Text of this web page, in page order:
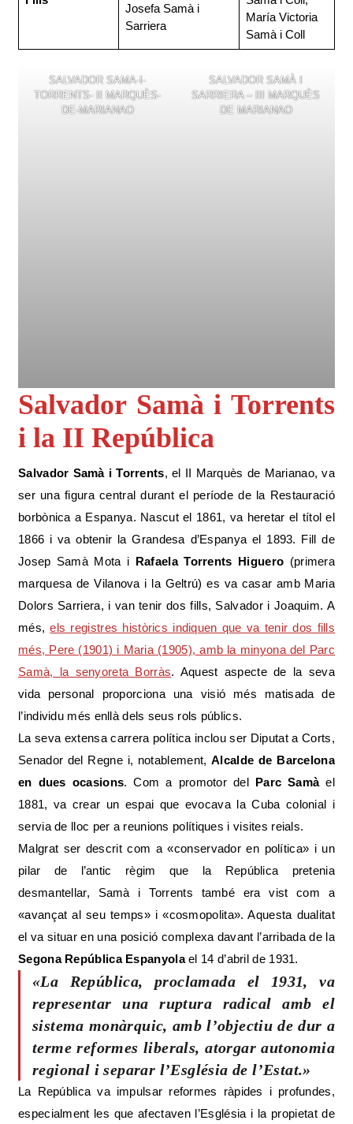
Josefa Samà i
Sarriera
María Victoria
Samà i Coll
SALVADOR SAMA-I-
TORRENTS- II MARQUÈS-
DE-MARIANAO
SALVADOR SAMÀ I
SARRIERA – III MARQUÈS
DE MARIANAO
Salvador Samà i Torrents
i la II República
Salvador Samà i Torrents, el II Marquès de Marianao, va
ser una figura central durant el període de la Restauració
borbònica a Espanya. Nascut el 1861, va heretar el títol el
1866 i va obtenir la Grandesa d’Espanya el 1893. Fill de
Josep Samà Mota i Rafaela Torrents Higuero (primera
marquesa de Vilanova i la Geltrú) es va casar amb Maria
Dolors Sarriera, i van tenir dos fills, Salvador i Joaquim. A
més,els registres històrics indiquen que va tenir dos fills
més, Pere (1901) i Maria (1905), amb la minyona del Parc
Samà, la senyoreta Borràs. Aquest aspecte de la seva
vida personal proporciona una visió més matisada de
l’individu més enllà dels seus rols públics.
La seva extensa carrera política inclou ser Diputat a Corts,
Senador del Regne i, notablement,Alcalde de Barcelona
en dues ocasions. Com a promotor del Parc Samàel
1881, va crear un espai que evocava la Cuba colonial i
servia de lloc per a reunions polítiques i visites reials.
Malgrat ser descrit com a «conservador en política» i un
pilar de l’antic règim que la República pretenia
desmantellar, Samà i Torrents també era vist com a
«avançat al seu temps» i «cosmopolita». Aquesta dualitat
el va situar en una posició complexa davant l’arribada de la
Segona República Espanyolael 14 d’abril de 1931.
«La República, proclamada el 1931, va
representar una ruptura radical amb el
sistema monàrquic, amb l’objectiu de dur a
terme reformes liberals, atorgar autonomia
regional i separar l’Església de l’Estat.»
La República va impulsar reformes ràpides i profundes,
especialment les que afectaven l’Església i la propietat de